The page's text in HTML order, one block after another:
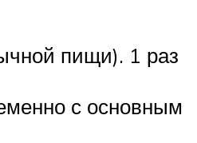
пищи). 1 раз
с основным